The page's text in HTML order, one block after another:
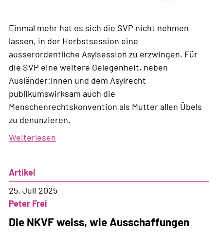
Einmal mehr hat es sich die SVP nicht nehmen
lassen, in der Herbstsession eine
ausserordentliche Asylsession zu erzwingen. Für
die SVP eine weitere Gelegenheit, neben
Ausländer:innen und dem Asylrecht
publikumswirksam auch die
Menschenrechtskonvention als Mutter allen Übels
zu denunzieren.
Weiterlesen
das
Refoulement-
Gebot
Artikel
25. Juli 2025
Peter Frei
Die NKVF weiss, wie Ausschaffungen